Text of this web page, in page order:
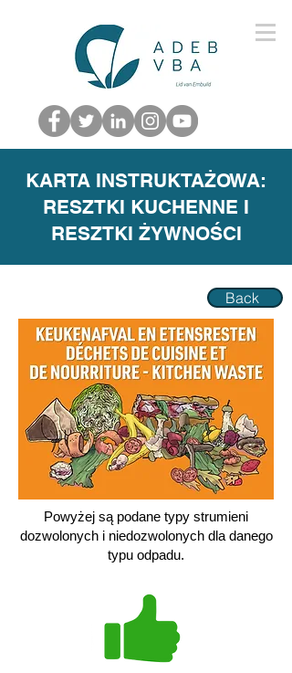
KARTA INSTRUKTAŻOWA:
RESZTKI KUCHENNE I
RESZTKI ŻYWNOŚCI
Back
Powyżej są podane typy strumieni
dozwolonych i niedozwolonych dla danego
typu odpadu.